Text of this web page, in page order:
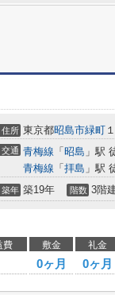
住所 東京都昭島市緑町
交通 青梅線 「 昭島 」駅
青梅線 「 拝島 」駅
築年 築19年 階数 3階
費 敷金 礼金
0ヶ月 0ヶ月